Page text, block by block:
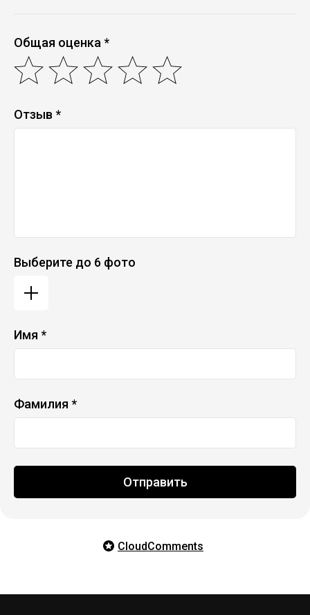
Общая оценка *
Отзыв *
Выберите до 6 фото
Имя *
Фамилия *
Отправить
CloudComments